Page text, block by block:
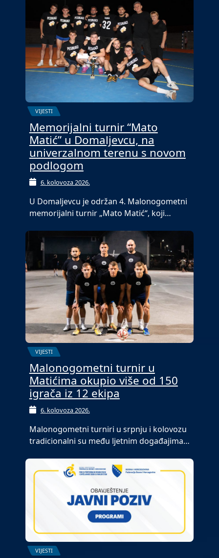
VIJESTI
Memorijalni turnir “Mato
Matić” u Domaljevcu, na
univerzalnom terenu s novom
podlogom
6. kolovoza 2026.
U Domaljevcu je održan 4. Malonogometni
memorijalni turnir „Mato Matić“, koji…
VIJESTI
Malonogometni turnir u
Matićima okupio više od 150
igrača iz 12 ekipa
6. kolovoza 2026.
Malonogometni turniri u srpnju i kolovozu
tradicionalni su među ljetnim događajima…
VIJESTI